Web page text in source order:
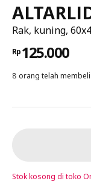
Rak, kuning,
Rp 125.000
8 orang telah
Stok kosong di toko